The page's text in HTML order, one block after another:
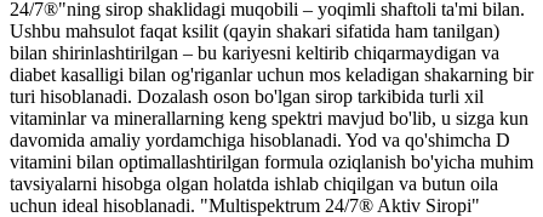
24/7®"ning sirop shaklidagi muqobili – yoqimli shaftoli ta'mi bilan.
Ushbu mahsulot faqat ksilit (qayin shakari sifatida ham tanilgan)
bilan shirinlashtirilgan – bu kariyesni keltirib chiqarmaydigan va
diabet kasalligi bilan og'riganlar uchun mos keladigan shakarning bir
turi hisoblanadi. Dozalash oson bo'lgan sirop tarkibida turli xil
vitaminlar va minerallarning keng spektri mavjud bo'lib, u sizga kun
davomida amaliy yordamchiga hisoblanadi. Yod va qo'shimcha D
vitamini bilan optimallashtirilgan formula oziqlanish bo'yicha muhim
tavsiyalarni hisobga olgan holatda ishlab chiqilgan va butun oila
uchun ideal hisoblanadi. "Multispektrum 24/7® Aktiv Siropi"